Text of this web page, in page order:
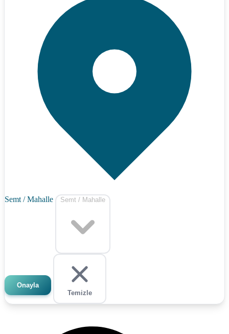
Semt / Mahalle Semt / Mahalle
Onayla
Temizle